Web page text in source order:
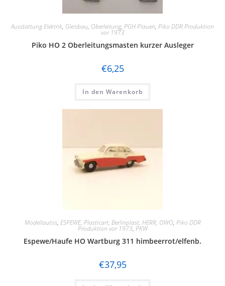
Ausstattung Elektrik, Gleisbau, Oberleitung, PGH Plauen, Piko DDR Produktion
vor 1973
Piko HO 2 Oberleitungsmasten kurzer Ausleger
€6,25
In den Warenkorb
Modellautos, ESPEWE, Plasticart, Berlinplast, HERR, OWO, Piko DDR
Produktion vor 1973, PKW
Espewe/Haufe HO Wartburg 311 himbeerrot/elfenb.
€37,95